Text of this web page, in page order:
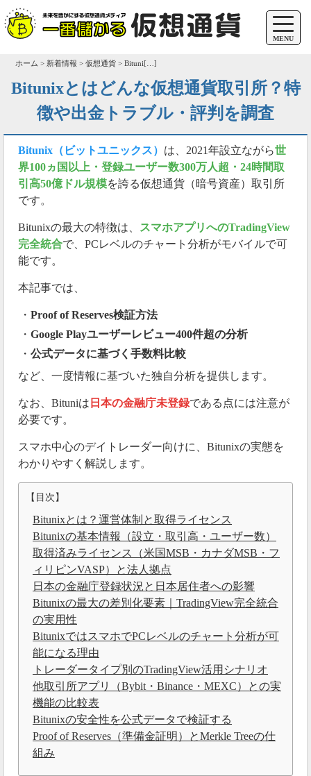
MENU
ホーム > 新着情報 > 仮想通貨 > Bituni[…]
Bitunixとはどんな仮想通貨取引所？特
徴や出金トラブル・評判を調査
Bitunix（ビットユニックス） は、2021年設立ながら世
界100ヵ国以上・登録ユーザー数300万人超・24時間取
引高50億ドル規模を誇る仮想通貨（暗号資産）取引所
です。
Bitunixの最大の特徴は、
スマホアプリへのTradingView
完全統合で、PCレベルのチャート分析がモバイルで可
能です。
本記事では、
・Proof of Reserves検証方法
・Google Playユーザーレビュー400件超の分析
・公式データに基づく手数料比較
など、一度情報に基づいた独自分析を提供します。
なお、Bituniは 日本の金融庁未登録である点には注意が
必要です。
スマホ中心のデイトレーダー向けに、Bitunixの実態を
わかりやすく解説します。
【目次】
Bitunixとは？運営体制と取得ライセンス
Bitunixの基本情報（設立・取引高・ユーザー数）
取得済みライセンス（米国MSB・カナダMSB・フ
ィリピンVASP）と法人拠点
日本の金融庁登録状況と日本居住者への影響
Bitunixの最大の差別化要素｜TradingView完全統合
の実用性
BitunixではスマホでPCレベルのチャート分析が可
能になる理由
トレーダータイプ別のTradingView活用シナリオ
他取引所アプリ（Bybit・Binance・MEXC）との実
機能の比較表
Bitunixの安全性を公式データで検証する
Proof of Reserves（準備金証明）とMerkle Treeの仕
組み